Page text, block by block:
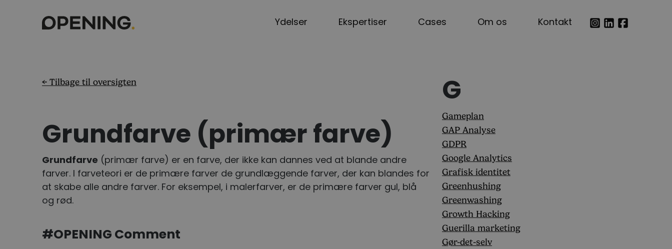
Ydelser Ekspertiser Cases Om os Kontakt
← Tilbage til oversigten
Grundfarve (primær farve)
Grundfarve (primær farve) er en farve, der ikke kan dannes ved at blande andre
farver. I farveteori er de primære farver de grundlæggende farver, der kan blandes for
at skabe alle andre farver. For eksempel, i malerfarver, er de primære farver gul, blå
og rød.
#OPENING Comment
G
Gameplan
GAP Analyse
GDPR
Google Analytics
Grafisk identitet
Greenhushing
Greenwashing
Growth Hacking
Guerilla marketing
Gør-det-selv